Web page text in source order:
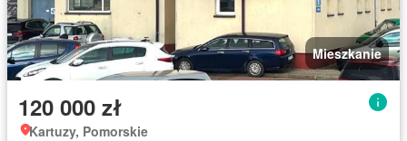
Mieszkanie
120 000 zł
Kartuzy, Pomorskie